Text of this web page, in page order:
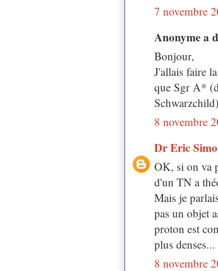
7 novembre
Anonyme a
Bonjour,
J'allais faire
que Sgr A*
8 novembre
Dr Eric
OK, si on va
d'un TN a
Mais je
pas un objet
proton est
plus denses...
8 novembre